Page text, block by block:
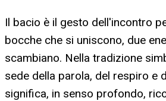
Il bacio è il gesto dell'incontro
bocche che si uniscono, due
scambiano. Nella tradizione
sede della parola, del respiro e
significa, in senso profondo,